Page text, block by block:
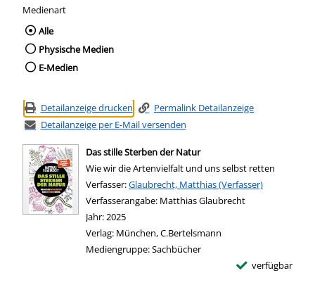
Medienart
Wählen Sie die Medienart nach der Sie
Alle
Physische Medien
E-Medien
Detailanzeige drucken
Permalink Detailanzeige
Detailanzeige per E-Mail versenden
Das stille Sterben der Natur
Wie wir die Artenvielfalt und uns selbst retten
Verfasser:Suche nach diesem Verfasser
Glaubrecht, Matthias (Verfasser)
Verfasserangabe: Matthias Glaubrecht
Jahr:2025
Verlag: München, C.Bertelsmann
Mediengruppe:Sachbücher
verfügbar